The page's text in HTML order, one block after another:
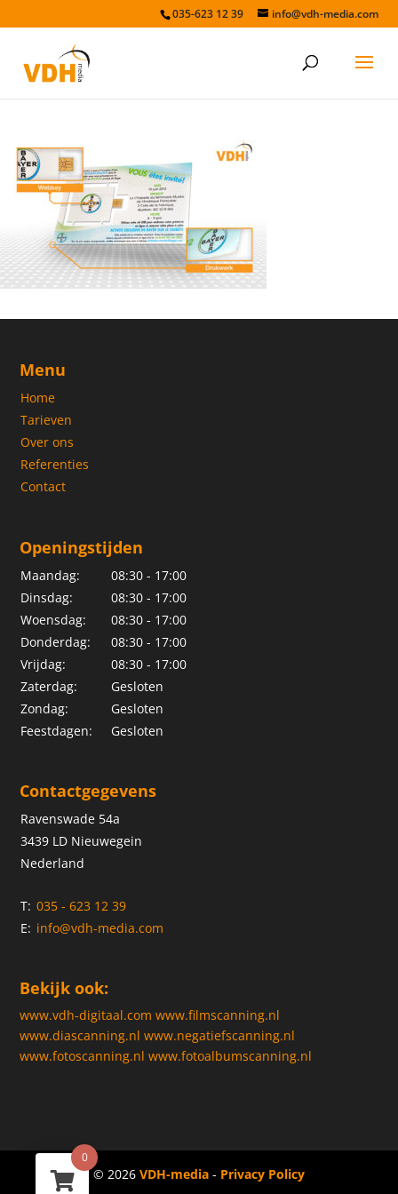
035-623 12 39 info@vdh-media.com
Paper-webkey-2
Menu
Home
Tarieven
Over ons
Referenties
Contact
Openingstijden
Maandag:
08:30 - 17:00
Dinsdag:
08:30 - 17:00
Woensdag:
08:30 - 17:00
Donderdag:
08:30 - 17:00
Vrijdag:
08:30 - 17:00
Zaterdag:
Gesloten
Zondag:
Gesloten
Feestdagen:
Gesloten
Contactgegevens
Ravenswade 54a
3439 LD Nieuwegein
Nederland
T: 035 - 623 12 39
E: info@vdh-media.com
Bekijk ook:
www.vdh-digitaal.com www.filmscanning.nl
www.diascanning.nl www.negatiefscanning.nl
www.fotoscanning.nl www.fotoalbumscanning.nl
© 2026 VDH-media - Privacy Policy
0